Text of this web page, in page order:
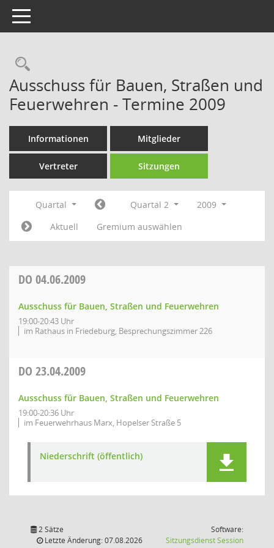
Toggle navigation
Rechercheauswahl
Ausschuss für Bauen, Straßen und
Feuerwehren - Termine 2009
Informationen Mitglieder
Vertreter Sitzungen
Quartal Quartal 2
2009
Aktuell
Gremium auswählen
DO 04.06.2009
Ausschuss für Bauen, Straßen und Feuerwehren
19:00-20:43 Uhr
im Rathaus in Friedeburg, Besprechungszimmer 226
DO 23.04.2009
Ausschuss für Bauen, Straßen und Feuerwehren
19:00-20:36 Uhr
im Feuerwehrhaus Marx, Hopelser Straße 5
Niederschrift (öffentlich)
2 Sätze
Letzte Änderung: 07.08.2026
Software:
SitzungsdienstSession(Wird in